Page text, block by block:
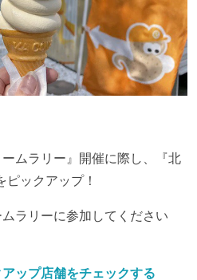
ムラリー』開催に際し、『北
ックアップ！
ラリーに参加してください
ップ店舗をチェックする